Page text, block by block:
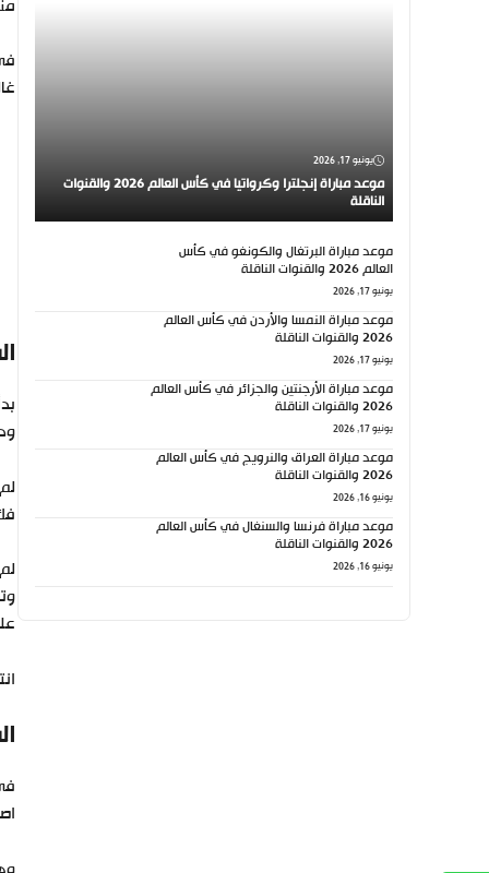
يونيو 17, 2026
موعد مباراة إنجلترا وكرواتيا في كأس العالم 2026 والقنوات
الناقلة
موعد مباراة البرتغال والكونغو في كأس
العالم 2026 والقنوات الناقلة
يونيو 17, 2026
موعد مباراة النمسا والأردن في كأس العالم
2026 والقنوات الناقلة
يونيو 17, 2026
موعد مباراة الأرجنتين والجزائر في كأس العالم
2026 والقنوات الناقلة
يونيو 17, 2026
موعد مباراة العراق والنرويج في كأس العالم
2026 والقنوات الناقلة
يونيو 16, 2026
موعد مباراة فرنسا والسنغال في كأس العالم
2026 والقنوات الناقلة
يونيو 16, 2026